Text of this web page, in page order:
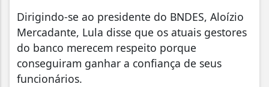
Dirigindo-se ao presidente do BNDES, Aloízio
Mercadante, Lula disse que os atuais gestores
do banco merecem respeito porque
conseguiram ganhar a confiança de seus
funcionários.